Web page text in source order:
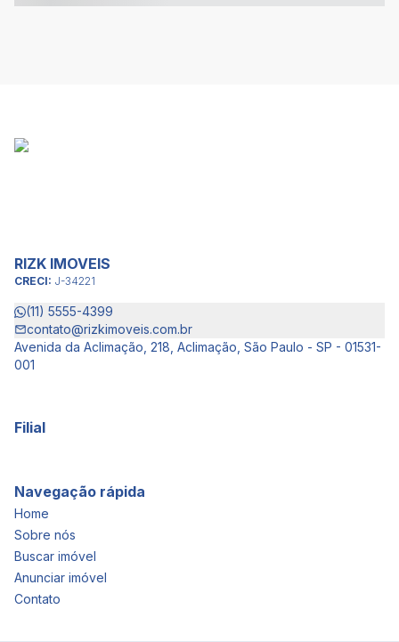
RIZK IMOVEIS
CRECI: J-34221
(11) 5555-4399
contato@rizkimoveis.com.br
Avenida da Aclimação, 218, Aclimação, São Paulo - SP - 01531-
001
Filial
Navegação rápida
Home
Sobre nós
Buscar imóvel
Anunciar imóvel
Contato